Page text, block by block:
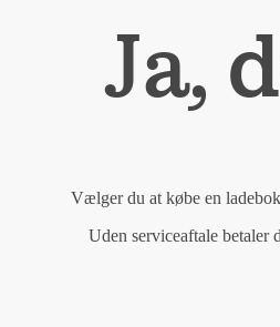
Ja,
Vælger du at købe en
Uden serviceaftale betaler